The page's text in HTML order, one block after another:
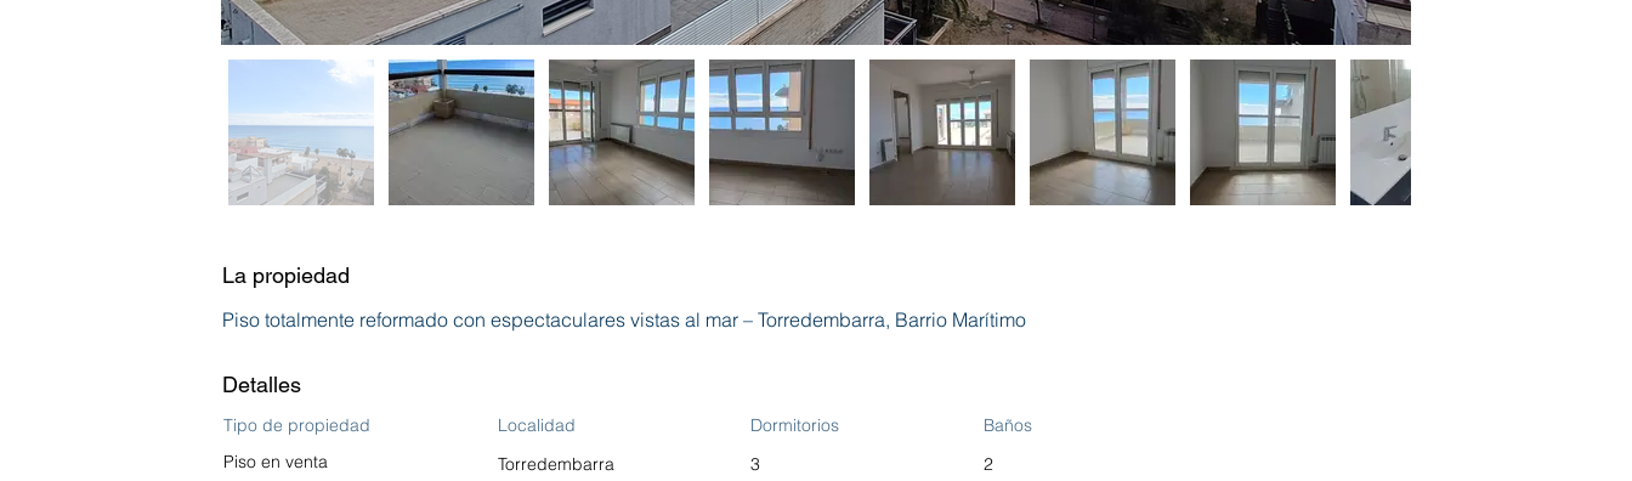
La propiedad
Piso totalmente reformado con espectaculares vistas al mar – Torredembarra, Barrio Marítimo
Detalles
Tipo de propiedad
Piso en venta
Localidad
Torredembarra
Dormitorios
3
Baños
2